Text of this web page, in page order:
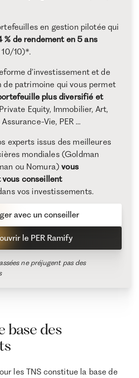
en gestion pilotée qui
% de rendement en 5 ans
10)*.
d’investissement et de
de patrimoine qui vous permet
plus diversifié et
Equity, Immobilier, Art,
Vie, PER …
experts issus des meilleures
mondiales (Goldman
ou Nomura)vous
conseillent
vos investissements.
le PER Ramify
avec un conseiller
ne préjugent pas des
base des
les TNS constitue la base de